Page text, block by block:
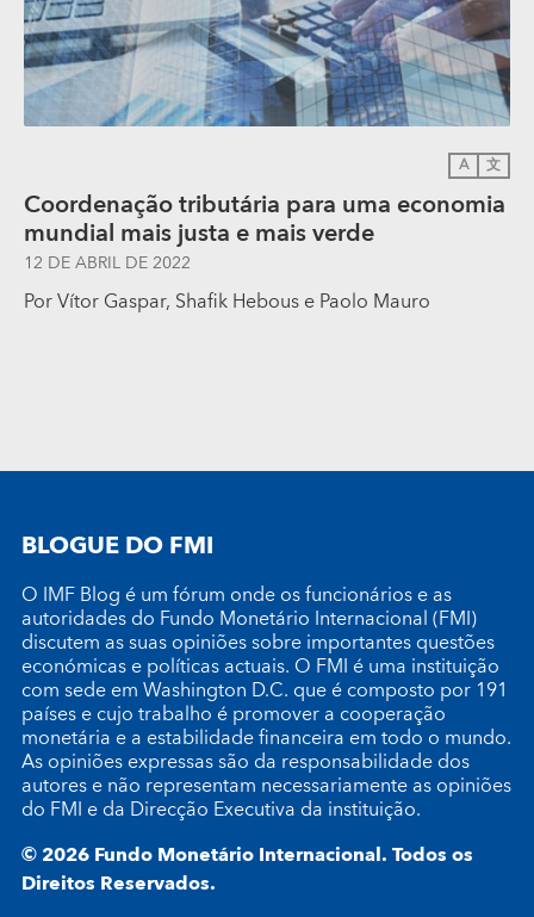
A 文
Coordenação tributária para uma economia
mundial mais justa e mais verde
12 DE ABRIL DE 2022
PorVítor Gaspar, Shafik Hebous e Paolo Mauro
BLOGUE DO FMI
O IMF Blog é um fórum onde os funcionários e as
autoridades do Fundo Monetário Internacional (FMI)
discutem as suas opiniões sobre importantes questões
económicas e políticas actuais. O FMI é uma instituição
com sede em Washington D.C. que é composto por 191
países e cujo trabalho é promover a cooperação
monetária e a estabilidade financeira em todo o mundo.
As opiniões expressas são da responsabilidade dos
autores e não representam necessariamente as opiniões
do FMI e da Direcção Executiva da instituição.
© 2026 Fundo Monetário Internacional. Todos os
Direitos Reservados.